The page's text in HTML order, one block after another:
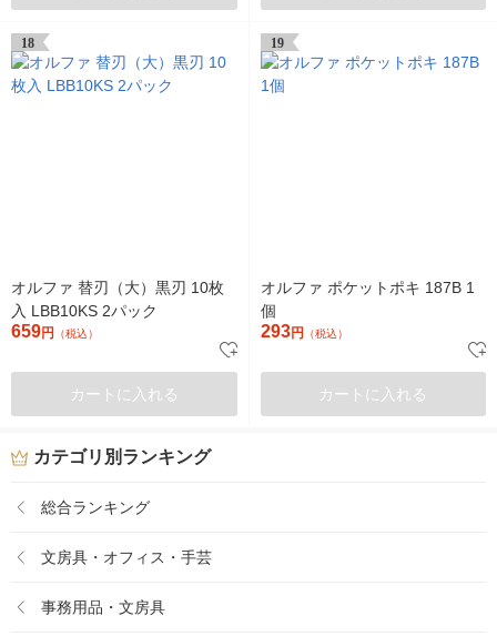
18
オルファ 替刃（大）黒刃 10枚
入 LBB10KS 2パック
659円 （税込）
カートに入れる
19
オルファ ポケットポキ 187B 1
個
293円 （税込）
カートに入れる
カテゴリ別ランキング
総合ランキング
文房具・オフィス・手芸
事務用品・文房具